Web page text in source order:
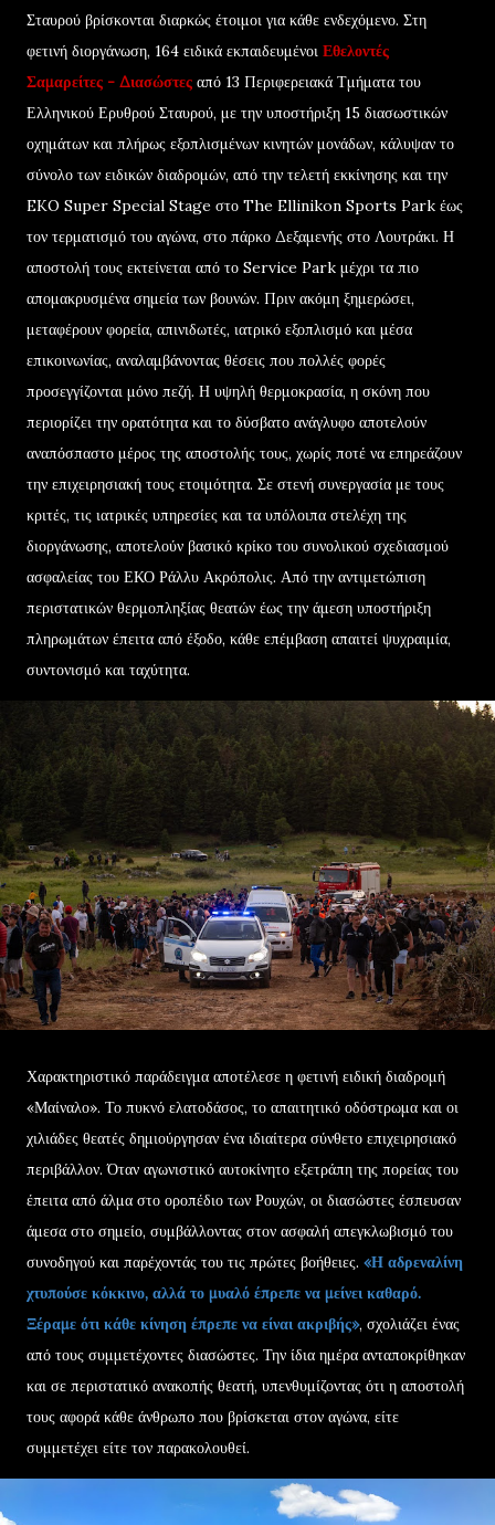
Σταυρού βρίσκονται διαρκώς έτοιμοι για κάθε ενδεχόμενο. Στη
φετινή διοργάνωση, 164 ειδικά εκπαιδευμένοι Εθελοντές
Σαμαρείτες - Διασώστες από 13 Περιφερειακά Τμήματα του
Ελληνικού Ερυθρού Σταυρού, με την υποστήριξη 15 διασωστικών
οχημάτων και πλήρως εξοπλισμένων κινητών μονάδων, κάλυψαν το
σύνολο των ειδικών διαδρομών, από την τελετή εκκίνησης και την
EKO Super Special Stage στο The Ellinikon Sports Park έως
τον τερματισμό του αγώνα, στο πάρκο Δεξαμενής στο Λουτράκι. Η
αποστολή τους εκτείνεται από το Service Park μέχρι τα πιο
απομακρυσμένα σημεία των βουνών. Πριν ακόμη ξημερώσει,
μεταφέρουν φορεία, απινιδωτές, ιατρικό εξοπλισμό και μέσα
επικοινωνίας, αναλαμβάνοντας θέσεις που πολλές φορές
προσεγγίζονται μόνο πεζή. Η υψηλή θερμοκρασία, η σκόνη που
περιορίζει την ορατότητα και το δύσβατο ανάγλυφο αποτελούν
αναπόσπαστο μέρος της αποστολής τους, χωρίς ποτέ να επηρεάζουν
την επιχειρησιακή τους ετοιμότητα. Σε στενή συνεργασία με τους
κριτές, τις ιατρικές υπηρεσίες και τα υπόλοιπα στελέχη της
διοργάνωσης, αποτελούν βασικό κρίκο του συνολικού σχεδιασμού
ασφαλείας του ΕΚΟ Ράλλυ Ακρόπολις. Από την αντιμετώπιση
περιστατικών θερμοπληξίας θεατών έως την άμεση υποστήριξη
πληρωμάτων έπειτα από έξοδο, κάθε επέμβαση απαιτεί ψυχραιμία,
συντονισμό και ταχύτητα.
Χαρακτηριστικό παράδειγμα αποτέλεσε η φετινή ειδική διαδρομή
«Μαίναλο». Το πυκνό ελατοδάσος, το απαιτητικό οδόστρωμα και οι
χιλιάδες θεατές δημιούργησαν ένα ιδιαίτερα σύνθετο επιχειρησιακό
περιβάλλον. Όταν αγωνιστικό αυτοκίνητο εξετράπη της πορείας του
έπειτα από άλμα στο οροπέδιο των Ρουχών, οι διασώστες έσπευσαν
άμεσα στο σημείο, συμβάλλοντας στον ασφαλή απεγκλωβισμό του
συνοδηγού και παρέχοντάς του τις πρώτες βοήθειες. «Η αδρεναλίνη
χτυπούσε κόκκινο, αλλά το μυαλό έπρεπε να μείνει καθαρό.
Ξέραμε ότι κάθε κίνηση έπρεπε να είναι ακριβής», σχολιάζει ένας
από τους συμμετέχοντες διασώστες. Την ίδια ημέρα ανταποκρίθηκαν
και σε περιστατικό ανακοπής θεατή, υπενθυμίζοντας ότι η αποστολή
τους αφορά κάθε άνθρωπο που βρίσκεται στον αγώνα, είτε
συμμετέχει είτε τον παρακολουθεί.